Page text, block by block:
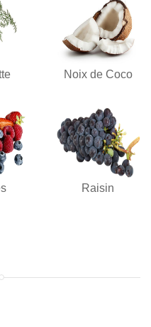
Noix de Coco
Raisin